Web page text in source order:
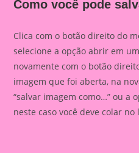
Como você pode
Clica com o botão direito do
selecione a opção abrir em
novamente com o botão
imagem que foi aberta, na
“salvar imagem como…” ou a
neste caso você deve colar no